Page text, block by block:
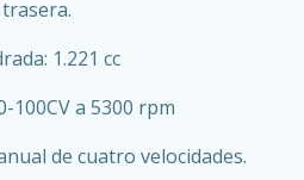
trasera.
1.221 cc
100CV a 5300 rpm
de cuatro velocidades.